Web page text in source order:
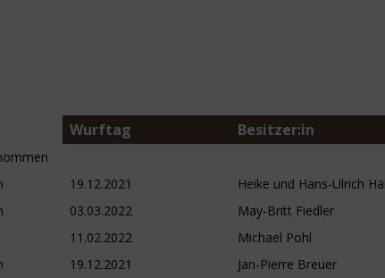
Wurftag Besitzer:in
19.12.2021
Heike und Hans-Ulrich
03.03.2022
May-Britt Fiedler
11.02.2022
Michael Pohl
19.12.2021
Jan-Pierre Breuer